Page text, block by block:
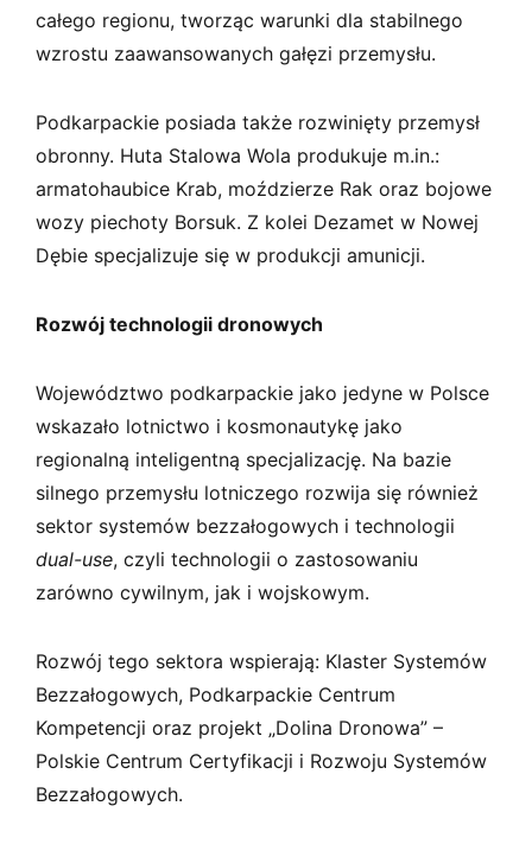
całego regionu, tworząc warunki dla stabilnego
wzrostu zaawansowanych gałęzi przemysłu.
Podkarpackie posiada także rozwinięty przemysł
obronny. Huta Stalowa Wola produkuje m.in.:
armatohaubice Krab, moździerze Rak oraz bojowe
wozy piechoty Borsuk. Z kolei Dezamet w Nowej
Dębie specjalizuje się w produkcji amunicji.
Rozwój technologii dronowych
Województwo podkarpackie jako jedyne w Polsce
wskazało lotnictwo i kosmonautykę jako
regionalną inteligentną specjalizację. Na bazie
silnego przemysłu lotniczego rozwija się również
sektor systemów bezzałogowych i technologii
dual-use, czyli technologii o zastosowaniu
zarówno cywilnym, jak i wojskowym.
Rozwój tego sektora wspierają: Klaster Systemów
Bezzałogowych, Podkarpackie Centrum
Kompetencji oraz projekt „Dolina Dronowa” –
Polskie Centrum Certyfikacji i Rozwoju Systemów
Bezzałogowych.